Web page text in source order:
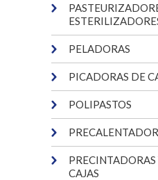
PELADORAS
PICADORAS DE
POLIPASTOS
CAJAS